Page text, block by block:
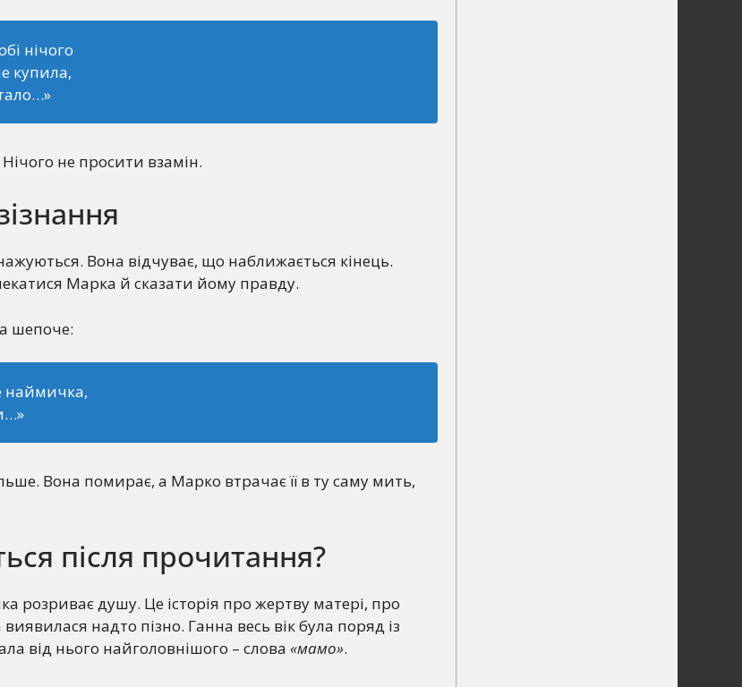
нічого
купила,
не просити взамін.
Вона відчуває, що наближається кінець.
Марка й сказати йому правду.
шепоче:
наймичка,
Вона помирає, а Марко втрачає її в ту саму мить,
після прочитання?
розриває душу. Це історія про жертву матері, про
надто пізно. Ганна весь вік була поряд із
від нього найголовнішого – слова «мамо».